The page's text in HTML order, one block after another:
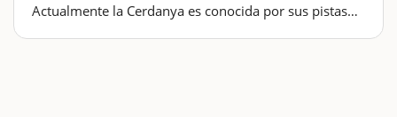
Actualmente la Cerdanya es conocida por sus pistas